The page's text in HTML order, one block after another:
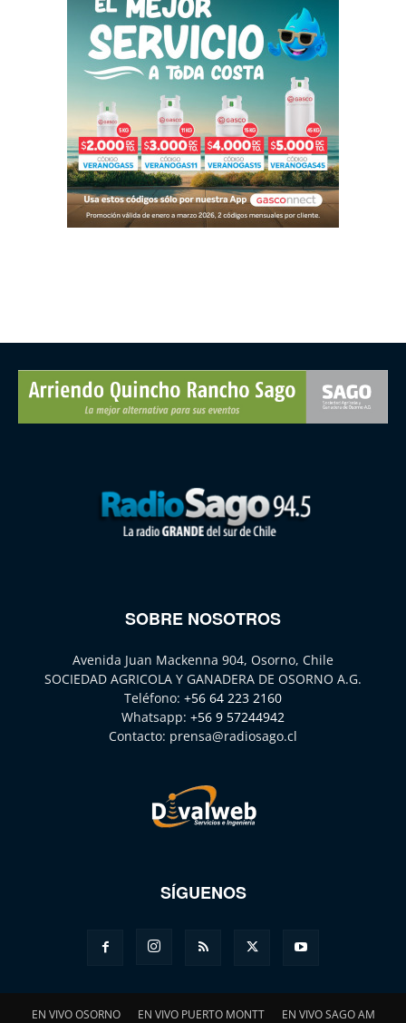
SOBRE NOSOTROS
Avenida Juan Mackenna 904, Osorno, Chile
SOCIEDAD AGRICOLA Y GANADERA DE OSORNO A.G.
Teléfono: +56 64 223 2160
Whatsapp: +56 9 57244942
Contacto: prensa@radiosago.cl
SÍGUENOS
EN VIVO OSORNO EN VIVO PUERTO MONTT EN VIVO SAGO AM